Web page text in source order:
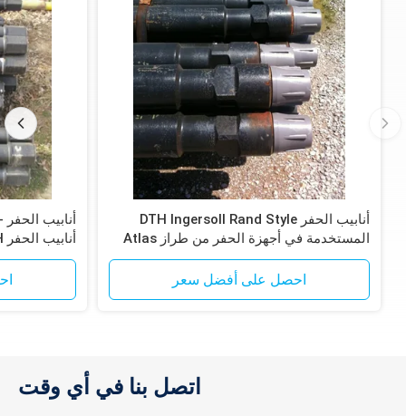
أنابيب الحفر DTH Ingersoll Rand Style
المستخدمة في أجهزة الحفر من طراز Atlas
Copco T4W و T685
احصل على أفضل سعر
أنابيب الحفر DTH
اتصل بنا في أي وقت